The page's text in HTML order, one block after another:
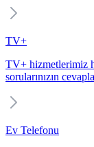
TV+
TV+ hizmetlerimiz
sorularınızın
Ev Telefonu